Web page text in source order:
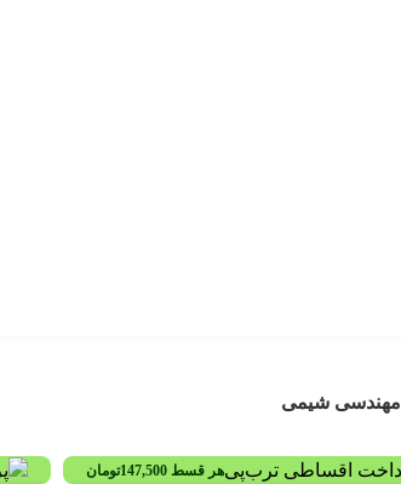
مهندسی شیمی
هر قسط 147,500تومان